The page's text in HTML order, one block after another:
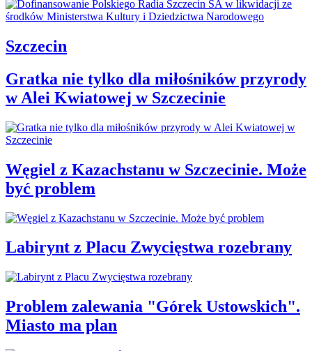
Szczecin
Gratka nie tylko dla miłośników przyrody
w Alei Kwiatowej w Szczecinie
Węgiel z Kazachstanu w Szczecinie. Może
być problem
Labirynt z Placu Zwycięstwa rozebrany
Problem zalewania "Górek Ustowskich".
Miasto ma plan